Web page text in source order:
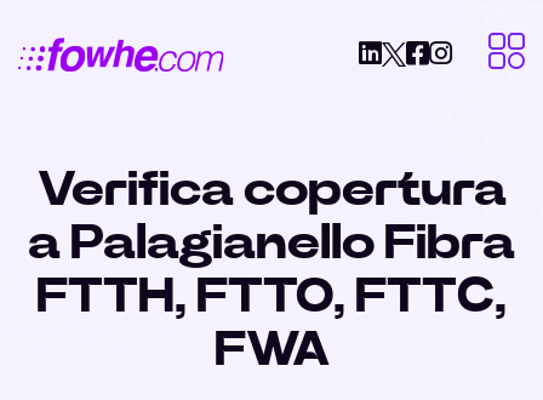
Verifica copertura
a Palagianello Fibra
FTTH, FTTO, FTTC,
FWA